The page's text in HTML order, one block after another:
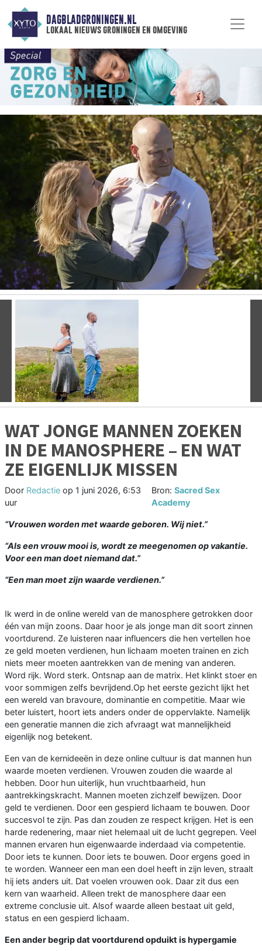
DAGBLADGRONINGEN.NL
lokaal nieuws groningen en omgeving
Vorige
WAT JONGE MANNEN ZOEKEN
IN DE MANOSPHERE – EN WAT
ZE EIGENLIJK MISSEN
Door Redactie op 1 juni 2026, 6:53
uur
Bron:Sacred Sex
Academy
“Vrouwen worden met waarde geboren. Wij niet.”
“Als een vrouw mooi is, wordt ze meegenomen op vakantie.
Voor een man doet niemand dat.”
“Een man moet zijn waarde verdienen.”
Ik werd in de online wereld van de manosphere getrokken door
één van mijn zoons. Daar hoor je als jonge man dit soort zinnen
voortdurend. Ze luisteren naar influencers die hen vertellen hoe
ze geld moeten verdienen, hun lichaam moeten trainen en zich
niets meer moeten aantrekken van de mening van anderen.
Word rijk. Word sterk. Ontsnap aan de matrix. Het klinkt stoer en
voor sommigen zelfs bevrijdend.Op het eerste gezicht lijkt het
een wereld van bravoure, dominantie en competitie. Maar wie
beter luistert, hoort iets anders onder de oppervlakte. Namelijk
een generatie mannen die zich afvraagt wat mannelijkheid
eigenlijk nog betekent.
Een van de kernideeën in deze online cultuur is dat mannen hun
waarde moeten verdienen. Vrouwen zouden die waarde al
hebben. Door hun uiterlijk, hun vruchtbaarheid, hun
aantrekkingskracht. Mannen moeten zichzelf bewijzen. Door
geld te verdienen. Door een gespierd lichaam te bouwen. Door
succesvol te zijn. Pas dan zouden ze respect krijgen. Het is een
harde redenering, maar niet helemaal uit de lucht gegrepen. Veel
mannen ervaren hun eigenwaarde inderdaad via competentie.
Door iets te kunnen. Door iets te bouwen. Door ergens goed in
te worden. Wanneer een man een doel heeft in zijn leven, straalt
hij iets anders uit. Dat voelen vrouwen ook. Daar zit dus een
kern van waarheid. Alleen trekt de manosphere daar een
extreme conclusie uit. Alsof waarde alleen bestaat uit geld,
status en een gespierd lichaam.
Een ander begrip dat voortdurend opduikt is hypergamie